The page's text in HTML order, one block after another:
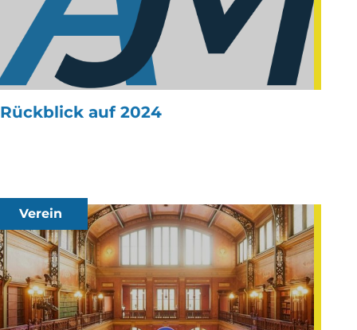
Rückblick auf 2024
Verein